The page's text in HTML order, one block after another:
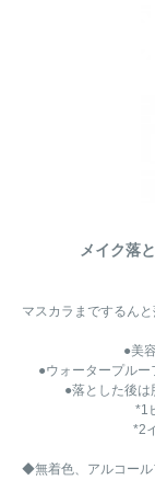
メイク落
マスカラまでするん
●美
●ウォータープルー
●落とした後は
*1
*2
◆無着色、アルコール